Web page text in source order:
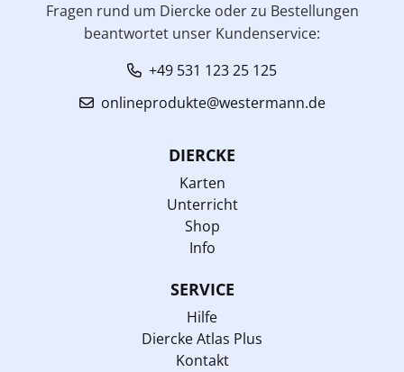
Fragen rund um Diercke oder zu Bestellungen
beantwortet unser Kundenservice:
+49 531 123 25 125
onlineprodukte@westermann.de
DIERCKE
Karten
Unterricht
Shop
Info
SERVICE
Hilfe
Diercke Atlas Plus
Kontakt